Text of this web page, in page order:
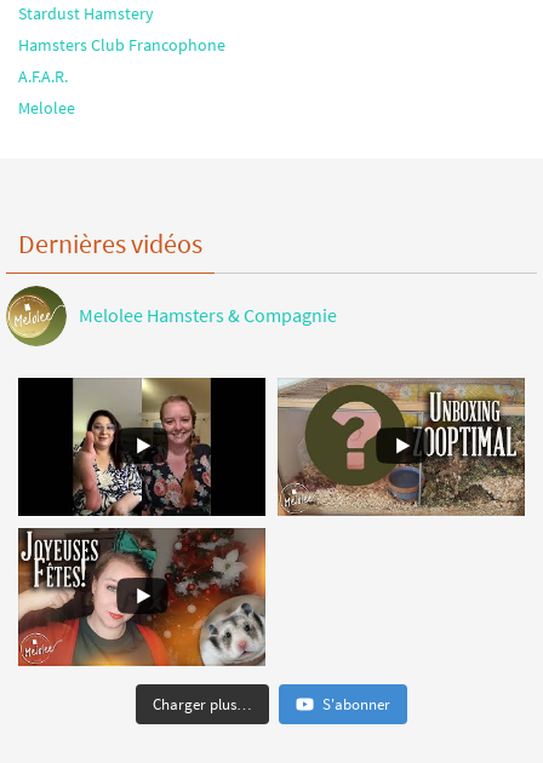
Stardust Hamstery
Hamsters Club Francophone
A.F.A.R.
Melolee
Dernières vidéos
Melolee Hamsters & Compagnie
Charger plus… S'abonner